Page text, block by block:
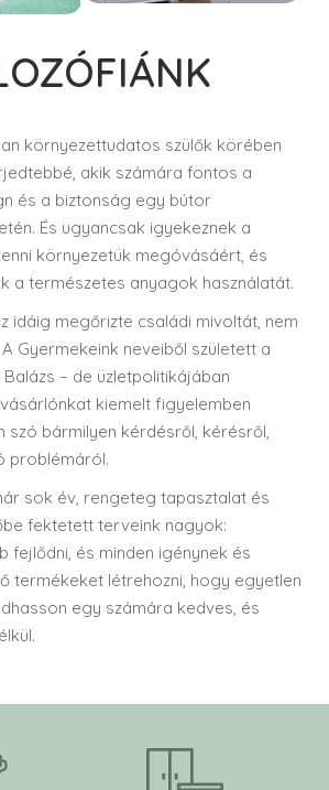
környezettudatos szülők körében
akik számára fontos a
és a biztonság egy bútor
És ugyancsak igyekeznek a
környezetük megóvásáért, és
a természetes anyagok használatát.
idáig megőrizte családi mivoltát, nem
Gyermekeink neveiből született a
– de üzletpolitikájában
kiemelt figyelemben
szó bármilyen kérdésről, kérésről,
problémáról.
sok év, rengeteg tapasztalat és
fektetett terveink nagyok:
fejlődni, és minden igénynek és
termékeket létrehozni, hogy egyetlen
egy számára kedves, és